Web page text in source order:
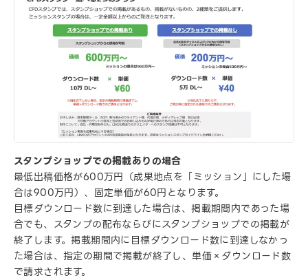
スタンプショップでの掲載ありの場合
最低出稿価格が600万円（成果地点を「ミッション」にした場
合は900万円）、固定単価が60円となります。
目標ダウンロード数に到達した場合は、掲載期間内であった場
合でも、スタンプの配布ならびにスタンプショップでの掲載が
終了します。掲載期間内に目標ダウンロード数に到達しなかっ
た場合は、指定の期間で掲載が終了し、単価×ダウンロード数
で請求されます。